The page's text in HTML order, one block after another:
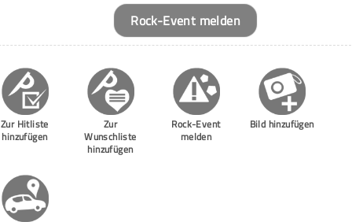
Rock-Event melden
Zur Hitliste
hinzufügen
Zur
Wunschliste
hinzufügen
Rock-Event
melden
Bild hinzufügen